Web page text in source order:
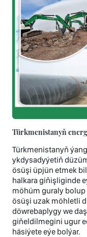
Türkmenistanyň
Türkmenistanyň
ykdysadyýetiň
ösüşi üpjün etmek
halkara giňişliginde
möhüm guraly
ösüşi uzak möhletli
döwrebaplygy we
giňeldilmegini ugur
häsiýete eýe bolýar.